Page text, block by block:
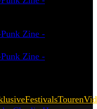
FestivalsTouren